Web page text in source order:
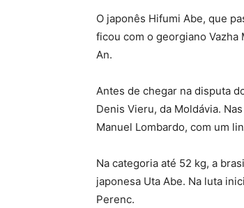
O japonês Hifumi Abe, que
ficou com o georgiano
An.
Antes de chegar na disputa
Denis Vieru, da Moldávia.
Manuel Lombardo, com um
Na categoria até 52 kg, a
japonesa Uta Abe. Na luta
Perenc.